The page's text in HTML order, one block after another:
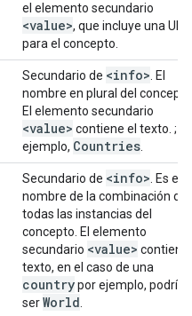
el elemento secundario
<value>, que incluye una URL
para el concepto.
Secundario de <info> . El
nombre en plural del
El elemento secundario
<value> contiene el texto. ;
ejemplo, Countries
Secundario de <info> . Es el
nombre de la combinación de
todas las instancias del
concepto. El elemento
secundario <value> contiene
texto, en el caso de una
countrypor ejemplo, podría
serWorld